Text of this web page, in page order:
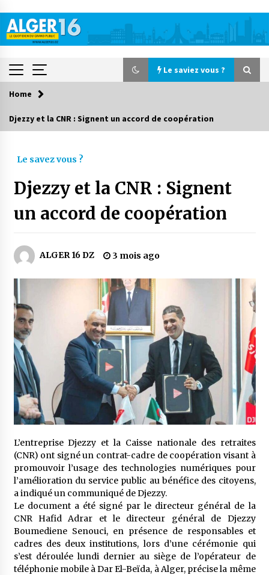
content
Le saviez vous ?
Le saviez vous ?
Début des camps d’été pour un deuxième
2 jours ago
service de bornes automatiques
Carte Chiffa : Mise à jour au niveau des
pharmacies désormais possible pour les
ayants droit
4 jours ago
La Gendarmerie nationale lance ses comptes
officiels sur les réseaux sociaux
1 semaine ago
Droit de change : Le CPA lance une carte VISA
dédiée aux voyages à l’étranger
1 semaine ago
En service à partir du 1er août prochain :
Lancement de la plateforme numérique dédiée
à l’importation
1 semaine ago
Affaires religieuses : Ouverture des
candidatures au concours du Prix national du
meilleur prêche du vendredi
2 semaines ago
Home
Djezzy et la CNR : Signent un accord de coopération
Le savez vous ?
Djezzy et la CNR : Signent
un accord de coopération
ALGER 16 DZ 3 mois ago
L’entreprise Djezzy et la Caisse nationale des retraites
(CNR) ont signé un contrat-cadre de coopération visant à
promouvoir l’usage des technologies numériques pour
l’amélioration du service public au bénéfice des citoyens,
a indiqué un communiqué de Djezzy.
Le document a été signé par le directeur général de la
CNR Hafid Adrar et le directeur général de Djezzy
Boumediene Senouci, en présence de responsables et
cadres des deux institutions, lors d’une cérémonie qui
s’est déroulée lundi dernier au siège de l’opérateur de
téléphonie mobile à Dar El-Beïda, à Alger, précise la même